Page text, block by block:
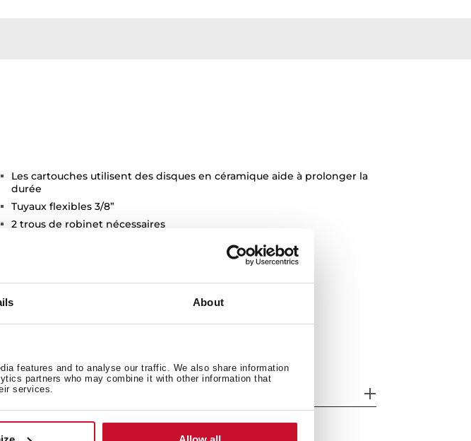
About
features and to analyse our traffic. We also share information
partners who may combine it with other information that
services.
Les cartouches utilisent des disques en céramique aide à prolonger la
durée
Tuyaux flexibles 3/8”
2 trous de robinet nécessaires